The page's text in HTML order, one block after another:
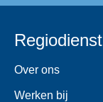
Regiodienst
Over ons
Werken bij